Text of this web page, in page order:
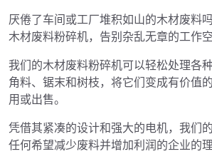
厌倦了车间或工厂堆积如山的木材废料
木材废料粉碎机，告别杂乱无章的工作空
我们的木材废料粉碎机可以轻松处理各
角料、锯末和树枝，将它们变成有价值
用或出售。
凭借其紧凑的设计和强大的电机，我们的
任何希望减少废料并增加利润的企业的